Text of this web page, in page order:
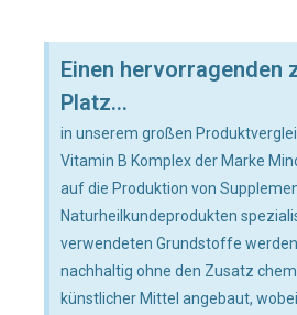
Einen hervorragenden
Platz...
in unserem großen
Vitamin B Komplex der Marke
auf die Produktion von
Naturheilkundeprodukten
verwendeten Grundstoffe
nachhaltig ohne den Zusatz
künstlicher Mittel angebaut,